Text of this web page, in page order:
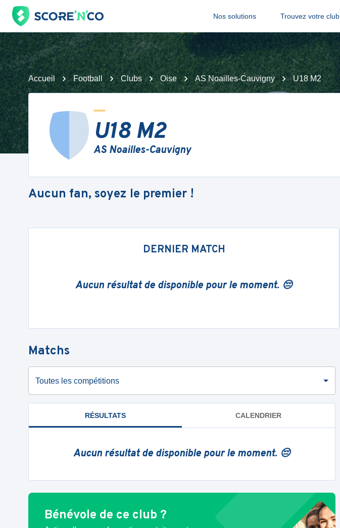
Nos solutions Trouvez votre club
Accueil Football Clubs Oise AS Noailles-Cauvigny U18 M2
U18 M2
AS Noailles-Cauvigny
Aucun fan, soyez le premier !
DERNIER MATCH
Aucun résultat de disponible pour le moment. 😔
Matchs
Toutes les compétitions
RÉSULTATS CALENDRIER
Aucun résultat de disponible pour le moment. 😔
Bénévole de ce club ?